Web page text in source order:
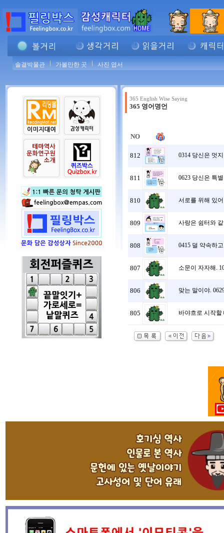
솔결박물관 가볼만한 곳 사진 엽서
365 English Wise Saying
365 영어명언
NO
812 0314 당신은 멋
811 0623 당신은 특
810 서로를 위해 있
809 사랑은 쉼터와
808 0415 덜 약속하
807 소문이 자자해.
806 맞는 말이야.
805 바야흐로 시작할